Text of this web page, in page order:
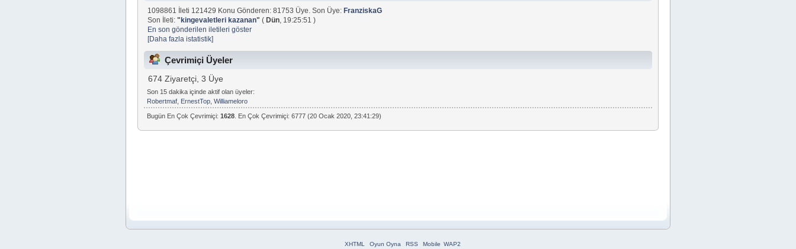
1098861 İleti 121429 Konu Gönderen: 81753 Üye. Son Üye:FranziskaG
Son İleti:"kingevaletleri kazanan" (Dün , 19:25:51 )
En son gönderilen iletileri göster
[Daha fazla istatistik]
Çevrimiçi Üyeler
674 Ziyaretçi, 3 Üye
Son 15 dakika içinde aktif olan üyeler:
Robertmaf ErnestTop ,Williameloro
Bugün En Çok Çevrimiçi:1628 . En Çok Çevrimiçi: 6777 (20 Ocak 2020, 23:41:29)
XHTML Oyun Oyna RSS Mobile WAP2